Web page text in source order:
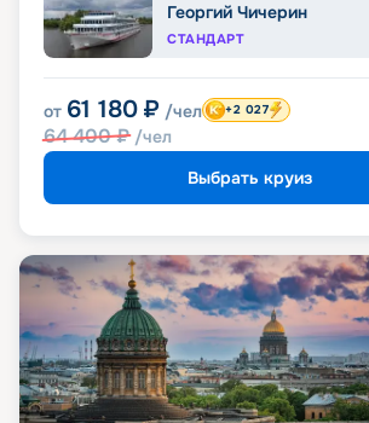
Георгий Чичерин
СТАНДАРТ
от 61 180 ₽ /чел
64 400₽ /чел
+2 027
Выбрать круиз